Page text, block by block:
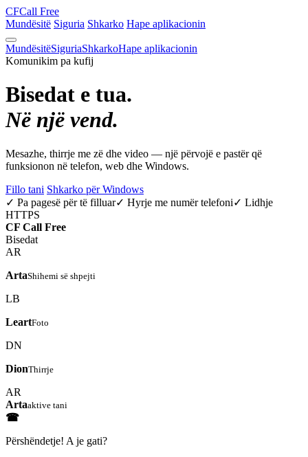
CFCall Free
Mundësitë Siguria Shkarko Hape aplikacionin
MundësitëSiguriaShkarkoHape aplikacionin
Komunikim pa kufij
Bisedat e tua.
Në një vend.
Mesazhe, thirrje me zë dhe video — një përvojë e pastër që
funksionon në telefon, web dhe Windows.
Fillo tani Shkarko për Windows
✓ Pa pagesë për të filluar✓ Hyrje me numër telefoni✓ Lidhje
HTTPS
CF Call Free
Bisedat
AR
ArtaShihemi së shpejti
LB
LeartFoto
DN
DionThirrje
AR
Artaaktive tani
☎
Përshëndetje! A je gati?